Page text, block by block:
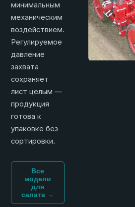
минимальным
механическим
воздействием.
Регулируемое
давление
захвата
сохраняет
лист целым —
продукция
готова к
упаковке без
сортировки.
Все
модели
для
салата →